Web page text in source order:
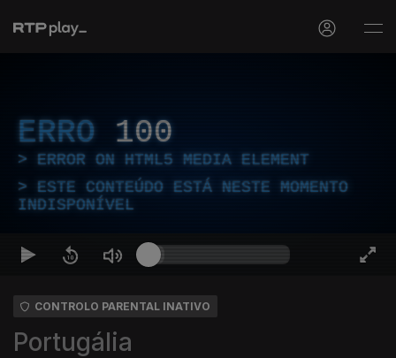
ERRO 100
ERROR ON HTML5 MEDIA ELEMENT
ESTE CONTEÚDO ESTÁ NESTE MOMENTO
INDISPONÍVEL
CONTROLO PARENTAL INATIVO
Portugália